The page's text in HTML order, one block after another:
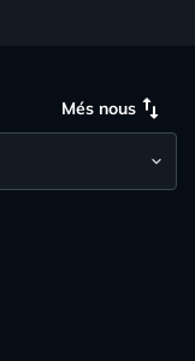
Més nous swap_vert